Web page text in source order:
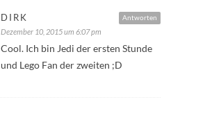
Antworten
DIRK
Dezember 10, 2015 um 6:07 pm
Cool. Ich bin Jedi der ersten Stunde
und Lego Fan der zweiten ;D